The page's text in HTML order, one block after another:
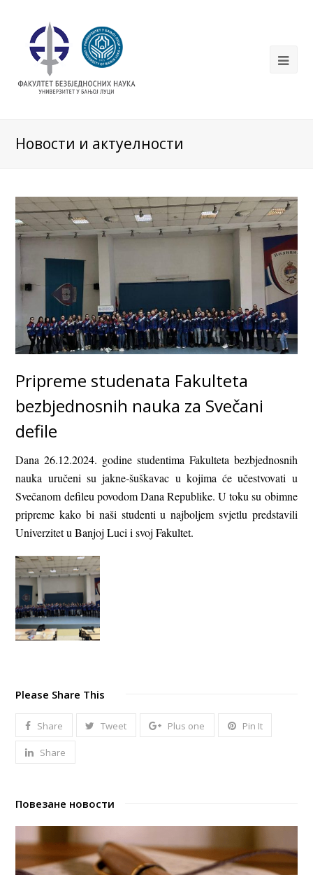
Новости и актуелности
Pripreme studenata Fakulteta
bezbjednosnih nauka za Svečani
defile
Dana 26.12.2024. godine studentima Fakulteta bezbjednosnih
nauka uručeni su jakne-šuškavac u kojima će učestvovati u
Svečanom defileu povodom Dana Republike. U toku su obimne
pripreme kako bi naši studenti u najboljem svjetlu predstavili
Univerzitet u Banjoj Luci i svoj Fakultet.
Please Share This
Share Tweet Plus one Pin It
Share
Повезане новости